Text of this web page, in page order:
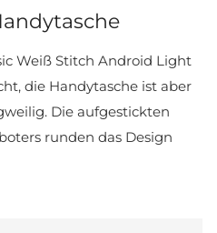
Weiß Stitch Android Light
die Handytasche ist aber
Die aufgestickten
runden das Design